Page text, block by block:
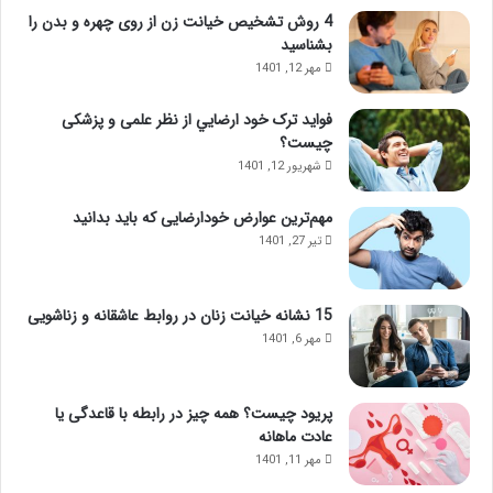
4 روش تشخیص خیانت زن از روی چهره و بدن را
بشناسید
مهر 12, 1401
فواید ترک خود ارضايي از نظر علمی و پزشکی
چیست؟
شهریور 12, 1401
مهم‌ترین عوارض خودارضایی که باید بدانید
تیر 27, 1401
15 نشانه خیانت زنان در روابط عاشقانه و زناشویی
مهر 6, 1401
پریود چیست؟ همه چیز در رابطه با قاعدگی یا
عادت ماهانه
مهر 11, 1401